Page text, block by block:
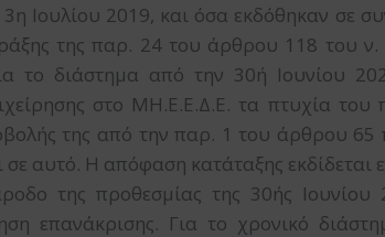
Ιουλίου 2019, και όσα εκδόθηκαν σε
της παρ. 24 του άρθρου 118 του
το διάστημα από την 30ή Ιουνίου
στο ΜΗ.Ε.Ε.Δ.Ε. τα πτυχία
της από την παρ. 1 του άρθρου 65
αυτό. Η απόφαση κατάταξης
της προθεσμίας της 30ής
επανάκρισης. Για το χρονικό